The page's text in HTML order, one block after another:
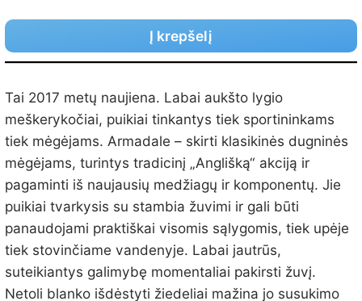
Į krepšelį
Tai 2017 metų naujiena. Labai aukšto lygio
meškerykočiai, puikiai tinkantys tiek sportininkams
tiek mėgėjams. Armadale – skirti klasikinės dugninės
mėgėjams, turintys tradicinį „Anglišką“ akciją ir
pagaminti iš naujausių medžiagų ir komponentų. Jie
puikiai tvarkysis su stambia žuvimi ir gali būti
panaudojami praktiškai visomis sąlygomis, tiek upėje
tiek stovinčiame vandenyje. Labai jautrūs,
suteikiantys galimybę momentaliai pakirsti žuvį.
Netoli blanko išdėstyti žiedeliai mažina jo susukimo